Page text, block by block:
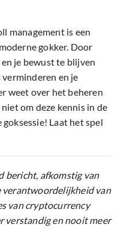
management is een
gokker. Door
je bewust te blijven
verminderen en je
weet over het beheren
om deze kennis in de
Laat het spel
bericht, afkomstig van
verantwoordelijkheid van
van cryptocurrency
verstandig en nooit meer